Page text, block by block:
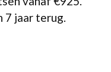
7 jaar terug.